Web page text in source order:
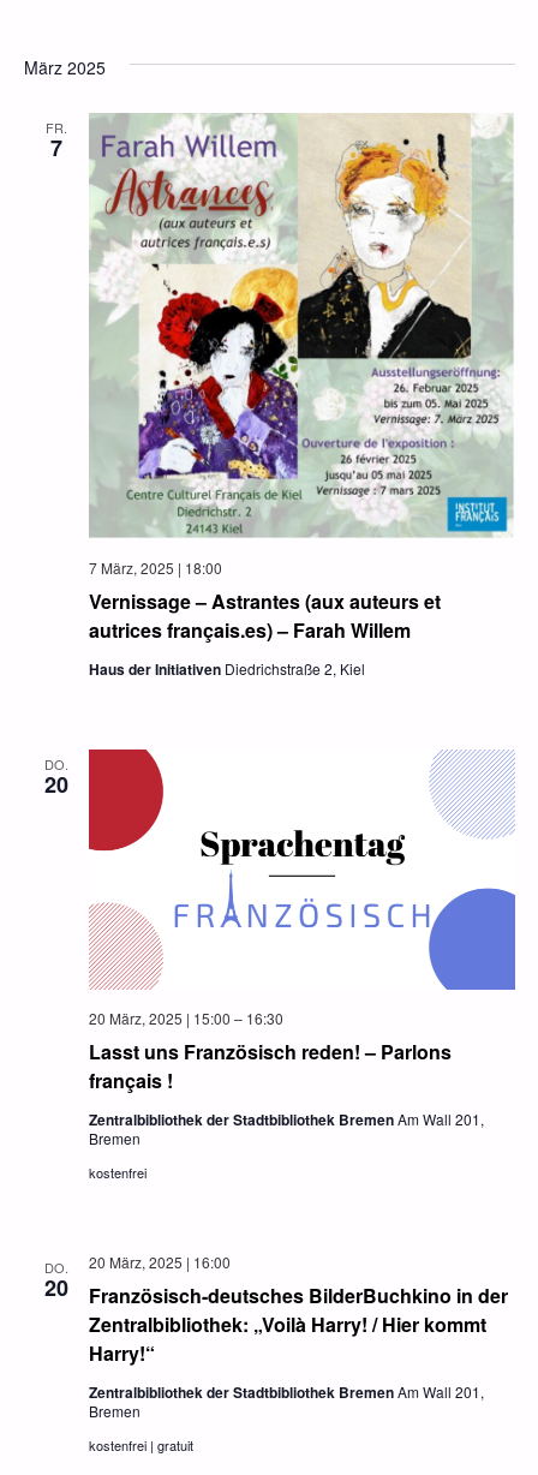
März 2025
FR.
7
Vernissage – Astrantes (aux auteurs et
autrices français.es) – Farah Willem
7 März, 2025 | 18:00
Haus der Initiativen Diedrichstraße 2, Kiel
DO.
20
Lasst uns Französisch reden! – Parlons
français !
20 März, 2025 | 15:00 – 16:30
Zentralbibliothek der Stadtbibliothek BremenAm Wall 201,
Bremen
kostenfrei
DO.
20
Französisch-deutsches BilderBuchkino in der
Zentralbibliothek: „Voilà Harry! / Hier kommt
Harry!“
20 März, 2025 | 16:00
Zentralbibliothek der Stadtbibliothek BremenAm Wall 201,
Bremen
kostenfrei | gratuit